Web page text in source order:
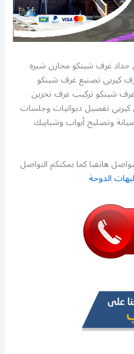
حداد غرف شينكو مخازن شبره
كيربي تصنيع غرف شينكو
شينكو تركيب غرف تخزين
تفصيل ديوانيات وجلسات
وتصليح أبواب وشبابيك
هاتفيا كما يمكنكم التواصل
الدوحة